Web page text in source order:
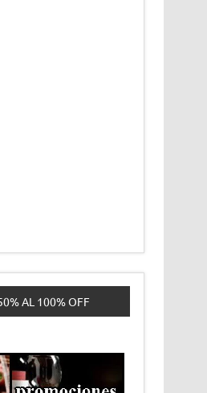
AL 100% OFF